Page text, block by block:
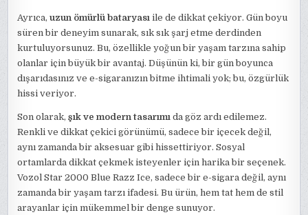
Ayrıca,uzun ömürlü bataryası ile de dikkat çekiyor. Gün boyu
süren bir deneyim sunarak, sık sık şarj etme derdinden
kurtuluyorsunuz. Bu, özellikle yoğun bir yaşam tarzına sahip
olanlar için büyük bir avantaj. Düşünün ki, bir gün boyunca
dışarıdasınız ve e-sigaranızın bitme ihtimali yok; bu, özgürlük
hissi veriyor.
Son olarak,şık ve modern tasarımı da göz ardı edilemez.
Renkli ve dikkat çekici görünümü, sadece bir içecek değil,
aynı zamanda bir aksesuar gibi hissettiriyor. Sosyal
ortamlarda dikkat çekmek isteyenler için harika bir seçenek.
Vozol Star 2000 Blue Razz Ice, sadece bir e-sigara değil, aynı
zamanda bir yaşam tarzı ifadesi. Bu ürün, hem tat hem de stil
arayanlar için mükemmel bir denge sunuyor.